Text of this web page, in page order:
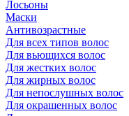
Лосьоны
Маски
Антивозрастные
Для всех типов волос
Для вьющихся волос
Для жестких волос
Для жирных волос
Для непослушных волос
Для окрашенных волос